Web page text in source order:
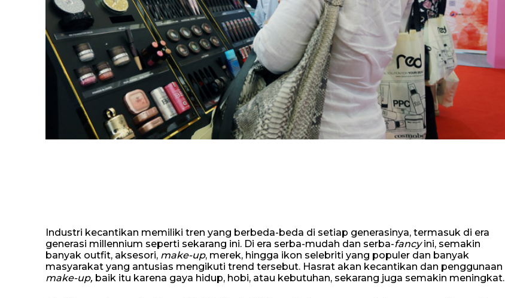
Industri kecantikan memiliki tren yang berbeda-beda di setiap generasinya, termasuk di era
generasi millennium seperti sekarang ini. Di era serba-mudah dan serba-fancyini, semakin
banyak outfit, aksesori, make-up, merek, hingga ikon selebriti yang populer dan banyak
masyarakat yang antusias mengikuti trend tersebut. Hasrat akan kecantikan dan penggunaan
make-up, baik itu karena gaya hidup, hobi, atau kebutuhan, sekarang juga semakin meningkat.